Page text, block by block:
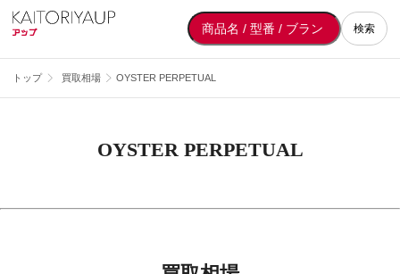
検索
トップ 買取相場 OYSTER PERPETUAL
OYSTER PERPETUAL